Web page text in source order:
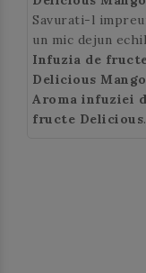
la Casa de Ceai,
multime de
fructe de infuzat
o cana, pentru a
un gust delicios
foarte fin de
Savurati-l
un mic dejun
pentru un inceput
zi sanatos.
Infuzia de
Delicious Mango
poate fi bauta si
in zilele insorite.
Aroma infuziei
fructe Delicious